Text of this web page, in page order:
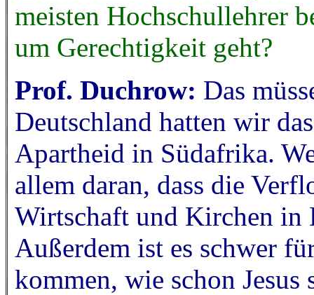
meisten Hochschullehrer
um Gerechtigkeit geht?
Prof. Duchrow: Das
Deutschland hatten wir
Apartheid in Südafrika.
allem daran, dass die
Wirtschaft und Kirchen in
Außerdem ist es schwer
kommen, wie schon Jesus